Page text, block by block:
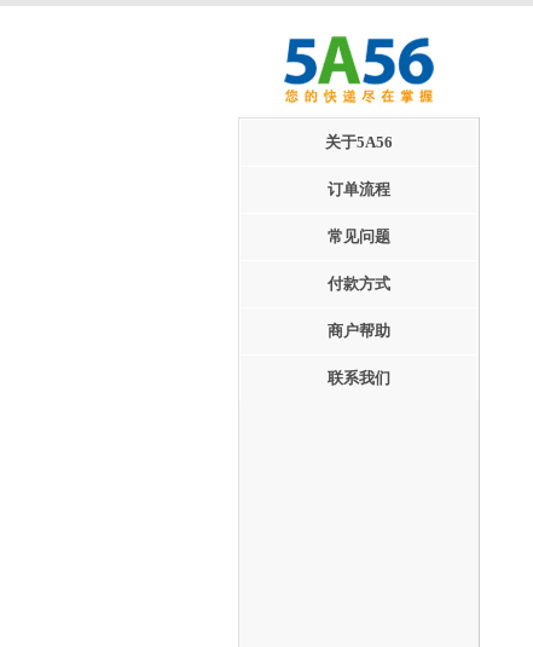
关于5A56
订单流程
常见问题
付款方式
商户帮助
联系我们